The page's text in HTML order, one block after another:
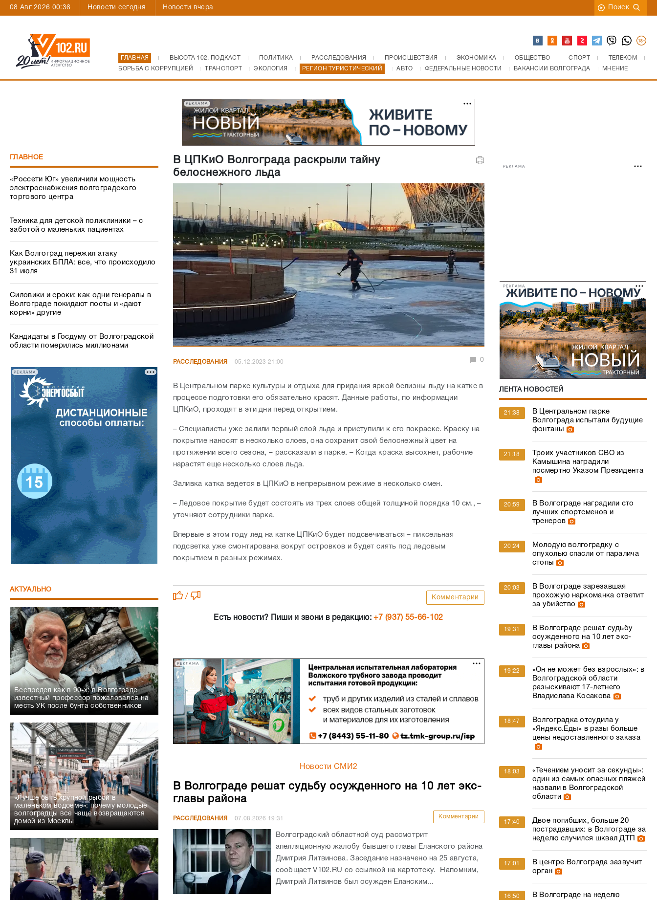
08 Авг 2026 00:36 Новости сегодня Новости вчера Поиск
ГЛАВНАЯ ВЫСОТА 102. ПОДКАСТ ПОЛИТИКА РАССЛЕДОВАНИЯ ПРОИСШЕСТВИЯ ЭКОНОМИКА ОБЩЕСТВО СПОРТ
ТЕЛЕКОМ
БОРЬБА С КОРРУПЦИЕЙ
ТРАНСПОРТ ЭКОЛОГИЯ РЕГИОН ТУРИСТИЧЕСКИЙ АВТО ФЕДЕРАЛЬНЫЕ НОВОСТИ ВАКАНСИИ ВОЛГОГРАДА МНЕНИЕ
РЕКЛАМА
ГЛАВНОЕ
«Россети Юг» увеличили мощность
электроснабжения волгоградского
торгового центра
Техника для детской поликлиники – с
заботой о маленьких пациентах
Как Волгоград пережил атаку
украинских БПЛА: все, что происходило
31 июля
Силовики и сроки: как одни генералы в
Волгограде покидают посты и «дают
корни» другие
Кандидаты в Госдуму от Волгоградской
области померились миллионами
РЕКЛАМА
АКТУАЛЬНО
Беспредел как в 90-х: в Волгограде
известный профессор пожаловался на
месть УК после бунта собственников
«Лучше быть крупной рыбой в
маленьком водоеме»: почему молодые
волгоградцы все чаще возвращаются
домой из Москвы
В ЦПКиО Волгограда раскрыли тайну
белоснежного льда
РАССЛЕДОВАНИЯ 05.12.2023 21:00 0
В Центральном парке культуры и отдыха для придания яркой белизны льду на катке в
процессе подготовки его обязательно красят. Данные работы, по информации
ЦПКиО, проходят в эти дни перед открытием.
– Специалисты уже залили первый слой льда и приступили к его покраске. Краску на
покрытие наносят в несколько слоев, она сохранит свой белоснежный цвет на
протяжении всего сезона, – рассказали в парке. – Когда краска высохнет, рабочие
нарастят еще несколько слоев льда.
Заливка катка ведется в ЦПКиО в непрерывном режиме в несколько смен.
– Ледовое покрытие будет состоять из трех слоев общей толщиной порядка 10 см., –
уточняют сотрудники парка.
Впервые в этом году лед на катке ЦПКиО будет подсвечиваться – пиксельная
подсветка уже смонтирована вокруг островков и будет сиять под ледовым
покрытием в разных режимах.
/ Комментарии
Есть новости? Пиши и звони в редакцию:+7 (937) 55-66-102
РЕКЛАМА
Новости СМИ2
В Волгограде решат судьбу осужденного на 10 лет экс-
главы района
РАССЛЕДОВАНИЯ 07.08.2026 19:31 Комментарии
Волгоградский областной суд рассмотрит
апелляционную жалобу бывшего главы Еланского района
Дмитрия Литвинова. Заседание назначено на 25 августа,
сообщает V102.RU со ссылкой на картотеку. Напомним,
Дмитрий Литвинов был осужден Еланским...
РЕКЛАМА
РЕКЛАМА
ЛЕНТА НОВОСТЕЙ
21:38
В Центральном парке
Волгограда испытали будущие
фонтаны
21:18
Троих участников СВО из
Камышина наградили
посмертно Указом Президента
20:59
В Волгограде наградили сто
лучших спортсменов и
тренеров
20:24
Молодую волгоградку с
опухолью спасли от паралича
стопы
20:03
В Волгограде зарезавшая
прохожую наркоманка ответит
за убийство
19:31
В Волгограде решат судьбу
осужденного на 10 лет экс-
главы района
19:22
«Он не может без взрослых»: в
Волгоградской области
разыскивают 17-летнего
Владислава Косакова
18:47
Волгоградка отсудила у
«Яндекс.Еды» в разы больше
цены недоставленного заказа
18:03
«Течением уносит за секунды»:
один из самых опасных пляжей
назвали в Волгоградской
области
17:40
Двое погибших, больше 20
пострадавших: в Волгограде за
неделю случился шквал ДТП
17:01
В центре Волгограда зазвучит
орган
16:50
В Волгограде на неделю